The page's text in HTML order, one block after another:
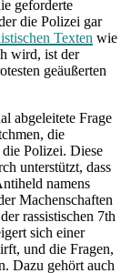
geforderte
die Polizei gar
Texten wie
wird, ist der
geäußerten
abgeleitete Frage
die
Polizei. Diese
unterstützt, dass
namens
Machenschaften
rassistischen 7th
sich einer
und die Fragen,
Dazu gehört auch